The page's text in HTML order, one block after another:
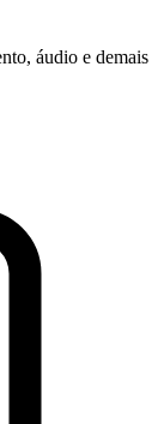
áudio e demais